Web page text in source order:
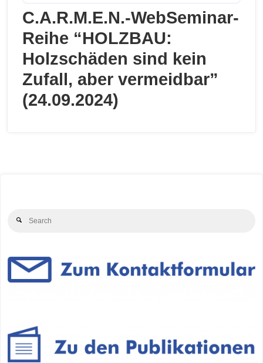
C.A.R.M.E.N.-WebSeminar-
Reihe “HOLZBAU:
Holzschäden sind kein
Zufall, aber vermeidbar”
(24.09.2024)
Search